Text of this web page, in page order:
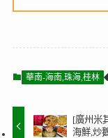
華南-海南,珠海,桂林
[廣州米
海鮮,炒